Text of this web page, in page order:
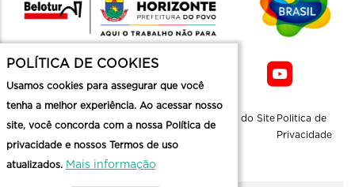
Mapa do Site Politica de
Privacidade
POLÍTICA DE COOKIES
Usamos cookies para assegurar que você
tenha a melhor experiência. Ao acessar nosso
site, você concorda com a nossa Política de
privacidade e nossos Termos de uso
atualizados. Mais informação